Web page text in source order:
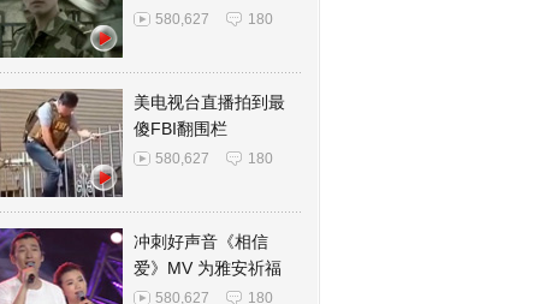
580,627 180
美电视台直播拍到最
傻FBI翻围栏
580,627 180
冲刺好声音《相信
爱》MV 为雅安祈福
580,627 180